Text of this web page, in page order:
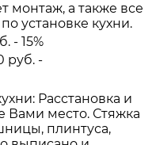
монтаж, а также все
установке кухни.
- 15%
руб. -
Расстановка и
Вами место. Стяжка
плинтуса,